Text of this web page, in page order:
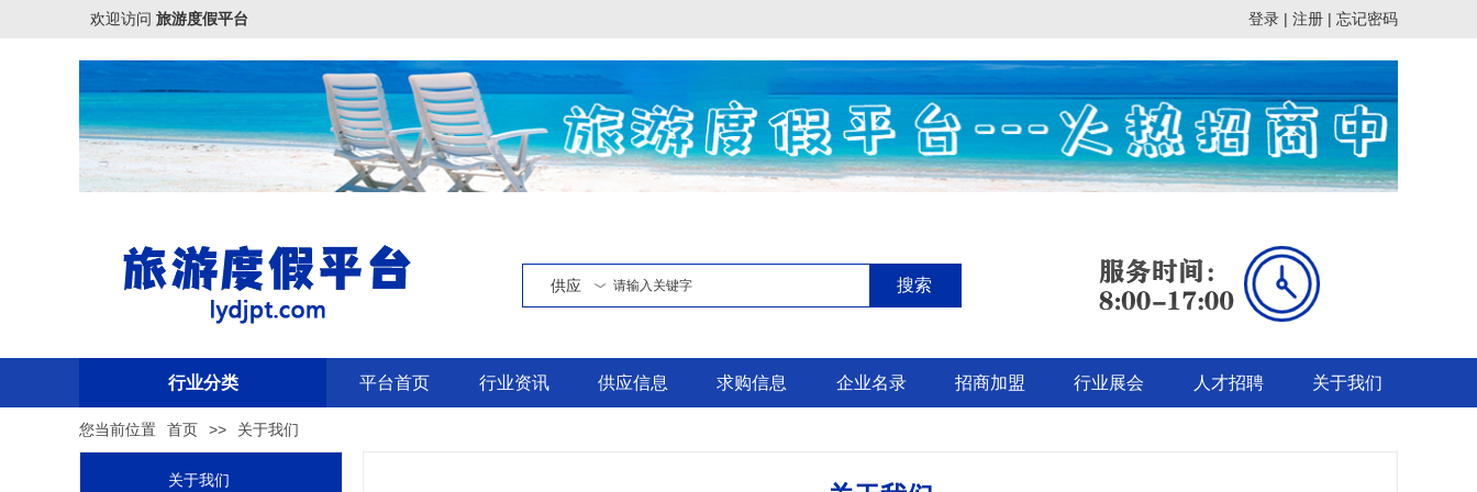
欢迎访问 旅游度假平台 登录 | 注册 | 忘记密码
供应 搜索
行业分类 平台首页 行业资讯 供应信息 求购信息 企业名录 招商加盟 行业展会 人才招聘 关于我们
您当前位置 首页 >> 关于我们
关于我们